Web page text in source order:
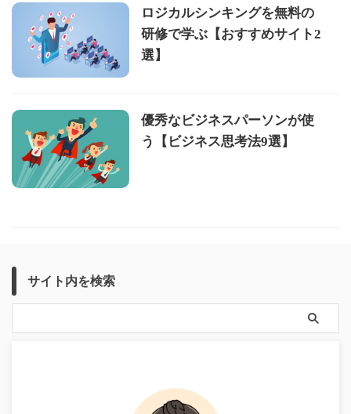
ロジカルシンキングを無料の
研修で学ぶ【おすすめサイト2
選】
優秀なビジネスパーソンが使
う【ビジネス思考法9選】
サイト内を検索